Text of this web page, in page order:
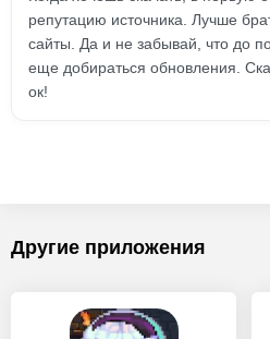
репутацию источника. Лучше
сайты. Да и не забывай, что до
еще добираться обновления.
ок!
Другие приложения